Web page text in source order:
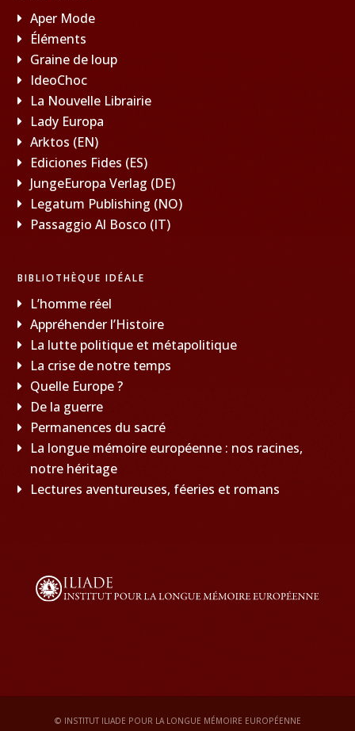
Aper Mode
Éléments
Graine de loup
IdeoChoc
La Nouvelle Librairie
Lady Europa
Arktos (EN)
Ediciones Fides (ES)
JungeEuropa Verlag (DE)
Legatum Publishing (NO)
Passaggio Al Bosco (IT)
BIBLIOTHÈQUE IDÉALE
L’homme réel
Appréhender l’Histoire
La lutte politique et métapolitique
La crise de notre temps
Quelle Europe ?
De la guerre
Permanences du sacré
La longue mémoire européenne : nos racines,
notre héritage
Lectures aventureuses, féeries et romans
© INSTITUT ILIADE POUR LA LONGUE MÉMOIRE EUROPÉENNE